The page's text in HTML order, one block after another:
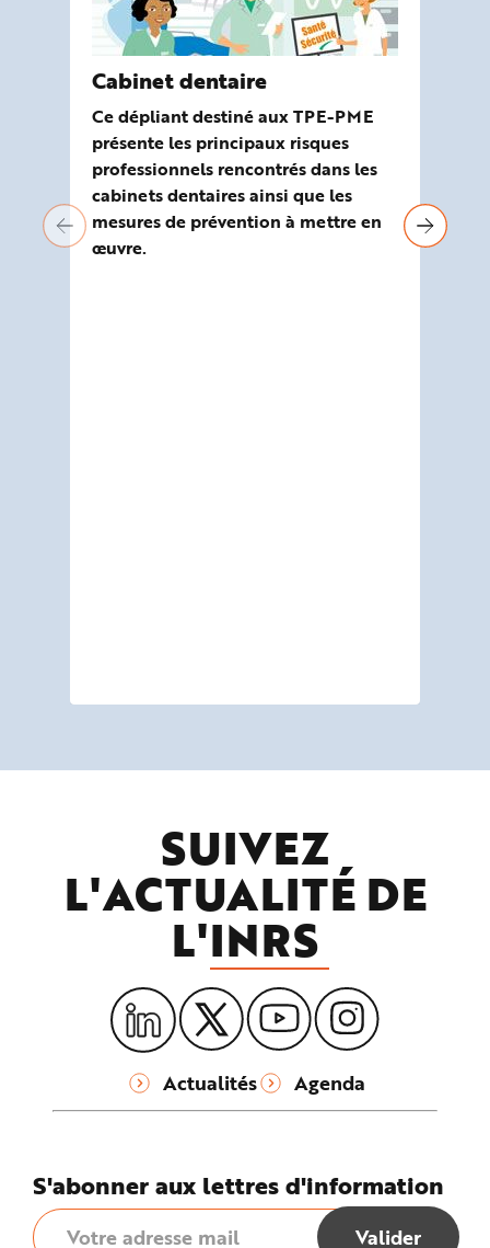
Cabinet dentaire
Ce dépliant destiné aux TPE-PME
présente les principaux risques
professionnels rencontrés dans les
cabinets dentaires ainsi que les
mesures de prévention à mettre en
œuvre.
SUIVEZ
L'ACTUALITÉ DE
L'INRS
Actualités Agenda
S'abonner aux lettres d'information